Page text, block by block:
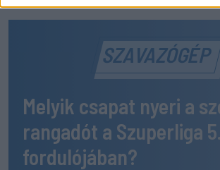
SZAVAZÓGÉP
Melyik csapat nyeri a
rangadót a Szuperliga 5.
fordulójában?